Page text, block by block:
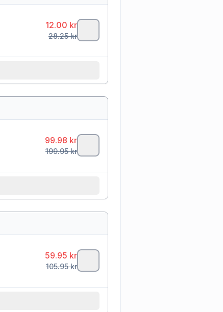
12.00 kr
28.25kr
99.98 kr
199.95kr
59.95 kr
105.95kr